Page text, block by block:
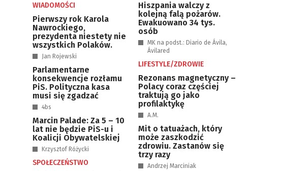
WIADOMOŚCI
Pierwszy rok Karola
Nawrockiego,
prezydenta niestety nie
wszystkich Polaków.
Jan Rojewski
Parlamentarne
konsekwencje rozłamu
PiS. Polityczna kasa
musi się zgadzać
4bs
Marcin Palade: Za 5 – 10
lat nie będzie PiS-u i
Koalicji Obywatelskiej
Krzysztof Różycki
SPOŁECZEŃSTWO
Hiszpania walczy z
kolejną falą pożarów.
Ewakuowano 34 tys.
osób
MK na podst.: Diario de Ávila,
Ávilared
LIFESTYLE/ZDROWIE
Rezonans magnetyczny –
Polacy coraz częściej
traktują go jako
profilaktykę
A.M.
Mit o tatuażach, który
może zaszkodzić
zdrowiu. Zastanów się
trzy razy
Andrzej Marciniak